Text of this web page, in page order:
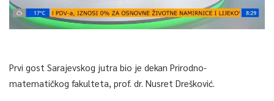
Prvi gost Sarajevskog jutra bio je dekan Prirodno-
matematičkog fakulteta, prof. dr. Nusret Drešković.